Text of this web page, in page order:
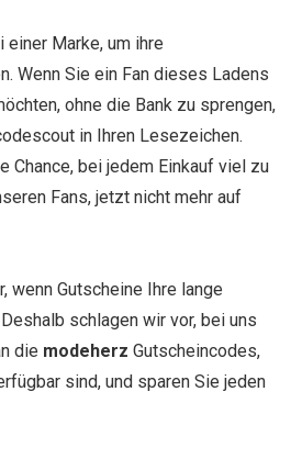
Marke, um ihre
Wenn Sie ein Fan dieses Ladens
ohne die Bank zu sprengen,
in Ihren Lesezeichen.
Chance, bei jedem Einkauf viel zu
Fans, jetzt nicht mehr auf
wenn Gutscheine Ihre lange
schlagen wir vor, bei uns
die modeherz Gutscheincodes,
sind, und sparen Sie jeden